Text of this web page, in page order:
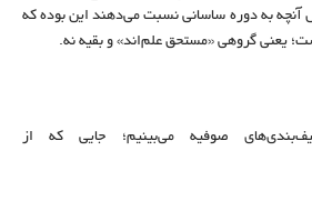
آنچه به دوره ساسانی نسبت می‌دهند این بوده که
یعنی گروهی «مستحق علم‌اند» و بقیه نه.
صوفیه می‌بینیم؛ جایی که از